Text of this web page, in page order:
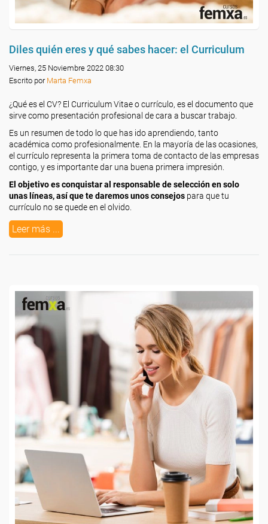
Diles quién eres y qué sabes hacer: el Curriculum
Viernes, 25 Noviembre 2022 08:30
Escrito por Marta Femxa
¿Qué es el CV? El Curriculum Vitaeo currículo, es el documento que
sirve como presentación profesional de cara a buscar trabajo.
Es un resumen de todo lo que has ido aprendiendo, tanto
académica como profesionalmente. En la mayoría de las ocasiones,
el currículo representa la primera toma de contacto de las empresas
contigo, y es importante dar una buena primera impresión.
El objetivo es conquistar al responsable de selección en solo
unas líneas, así que te daremos unos consejos para que tu
currículo no se quede en el olvido.
Leer más ...